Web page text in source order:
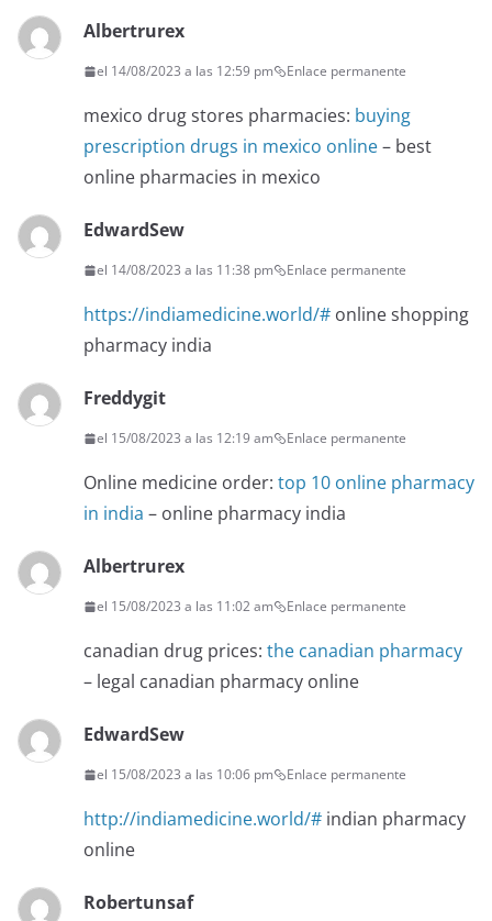
Albertrurex
el 14/08/2023 a las 12:59 pm Enlace permanente
mexico drug stores pharmacies: buying
prescription drugs in mexico online– best
online pharmacies in mexico
EdwardSew
el 14/08/2023 a las 11:38 pm Enlace permanente
https://indiamedicine.world/# online shopping
pharmacy india
Freddygit
el 15/08/2023 a las 12:19 am Enlace permanente
Online medicine order: top 10 online pharmacy
in india – online pharmacy india
Albertrurex
el 15/08/2023 a las 11:02 am Enlace permanente
canadian drug prices: the canadian pharmacy
– legal canadian pharmacy online
EdwardSew
el 15/08/2023 a las 10:06 pm Enlace permanente
http://indiamedicine.world/# indian pharmacy
online
Robertunsaf